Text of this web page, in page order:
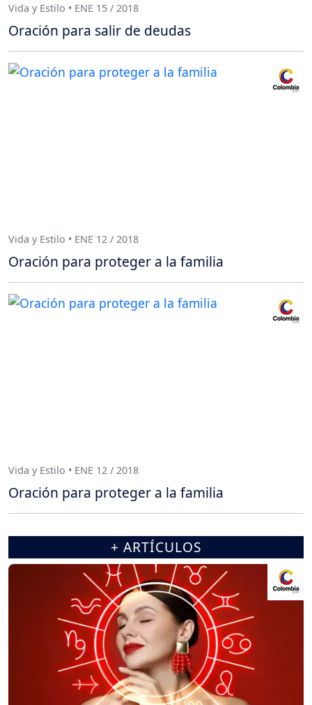
Vida y Estilo • ENE 15 / 2018
Oración para salir de deudas
Vida y Estilo • ENE 12 / 2018
Oración para proteger a la familia
Vida y Estilo • ENE 12 / 2018
Oración para proteger a la familia
+ ARTÍCULOS